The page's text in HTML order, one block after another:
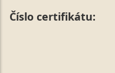
Číslo certifikátu: